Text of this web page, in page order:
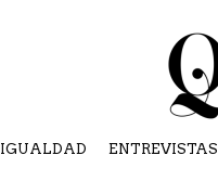
IGUALDAD ENTREVISTAS